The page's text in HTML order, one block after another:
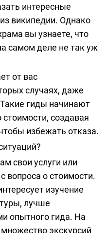
интересные
википедии. Однако
вы узнаете, что
самом деле не так уж
от вас
случаях, даже
гиды начинают
создавая
избежать отказа.
свои услуги или
вопроса о стоимости.
изучение
лучше
опытного гида. На
экскурсий